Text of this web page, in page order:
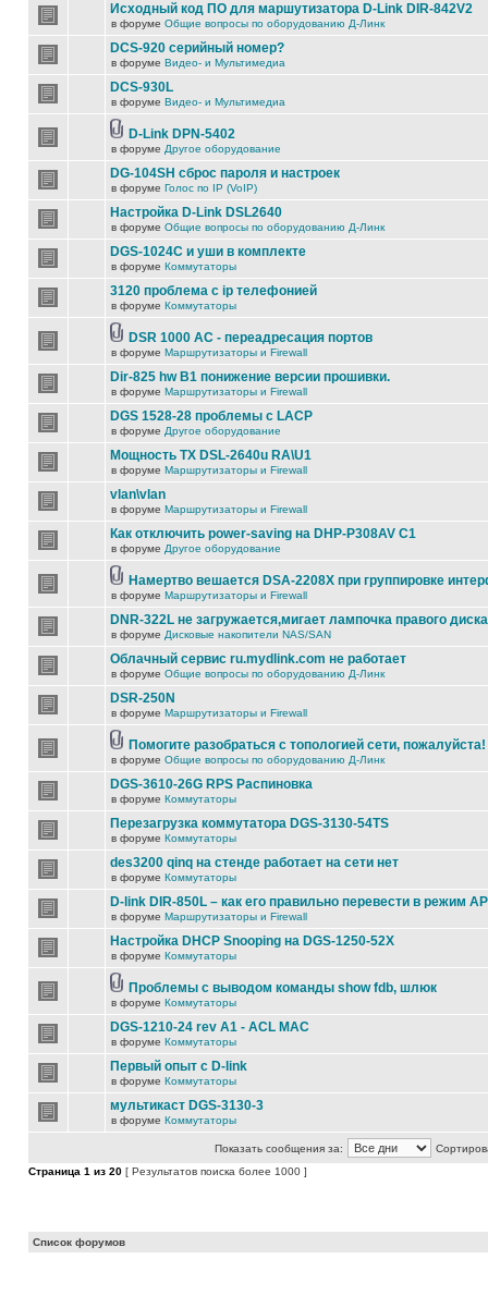
Исходный код ПО для маршутизатора D-Link DIR-842V2
в форуме Общие вопросы по оборудованию Д-Линк
DCS-920 серийный номер?
в форуме Видео- и Мультимедиа
DCS-930L
в форуме Видео- и Мультимедиа
D-Link DPN-5402
в форуме Другое оборудование
DG-104SH сброс пароля и настроек
в форуме Голос по IP (VoIP)
Настройка D-Link DSL2640
в форуме Общие вопросы по оборудованию Д-Линк
DGS-1024C и уши в комплекте
в форуме Коммутаторы
3120 проблема с ip телефонией
в форуме Коммутаторы
DSR 1000 AC - переадресация портов
в форуме Маршрутизаторы и Firewall
Dir-825 hw B1 понижение версии прошивки.
в форуме Маршрутизаторы и Firewall
DGS 1528-28 проблемы с LACP
в форуме Другое оборудование
Мощность TX DSL-2640u RA\U1
в форуме Маршрутизаторы и Firewall
vlan\vlan
в форуме Маршрутизаторы и Firewall
Как отключить power-saving на DHP-P308AV C1
в форуме Другое оборудование
Намертво вешается DSA-2208X при группировке
в форуме Маршрутизаторы и Firewall
DNR-322L не загружается,мигает лампочка правого диска
в форуме Дисковые накопители NAS/SAN
Облачный сервис ru.mydlink.com не работает
в форуме Общие вопросы по оборудованию Д-Линк
DSR-250N
в форуме Маршрутизаторы и Firewall
Помогите разобраться с топологией сети, пожалуйста!
в форуме Общие вопросы по оборудованию Д-Линк
DGS-3610-26G RPS Распиновка
в форуме Коммутаторы
Перезагрузка коммутатора DGS-3130-54TS
в форуме Коммутаторы
des3200 qinq на стенде работает на сети нет
в форуме Коммутаторы
D-link DIR-850L – как его правильно перевести в режим
в форуме Маршрутизаторы и Firewall
Настройка DHCP Snooping на DGS-1250-52X
в форуме Коммутаторы
Проблемы с выводом команды show fdb, шлюк
в форуме Коммутаторы
DGS-1210-24 rev A1 - ACL MAC
в форуме Коммутаторы
Первый опыт с D-link
в форуме Коммутаторы
мультикаст DGS-3130-3
в форуме Коммутаторы
Показать сообщения за:
Страница 1 из 20 [ Результатов поиска более 1000 ]
Список форумов